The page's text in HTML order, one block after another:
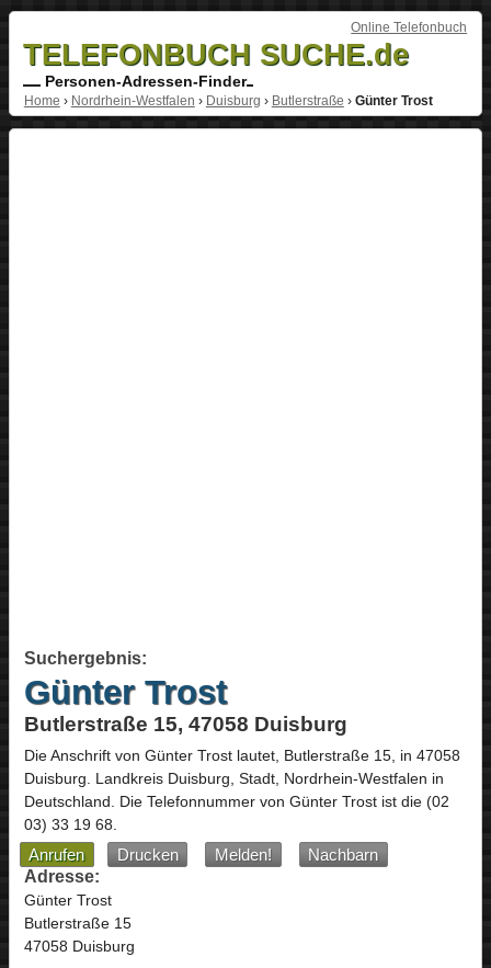
Online Telefonbuch
TELEFONBUCH SUCHE.de
Personen-Adressen-Finder
Home › Nordrhein-Westfalen › Duisburg › Butlerstraße › Günter Trost
Suchergebnis:
Günter Trost
Butlerstraße 15, 47058 Duisburg
Die Anschrift von Günter Trostlautet, Butlerstraße 15, in 47058
Duisburg. Landkreis Duisburg, Stadt, Nordrhein-Westfalen in
Deutschland. Die Telefonnummer von Günter Trost ist die (02
03) 33 19 68.
Anrufen Drucken Melden!
Nachbarn
Adresse:
Günter Trost
Butlerstraße 15
47058 Duisburg